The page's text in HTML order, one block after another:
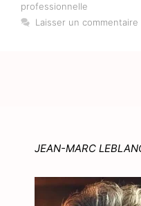
professionnelle
Laisser un commentaire
JEAN-MARC